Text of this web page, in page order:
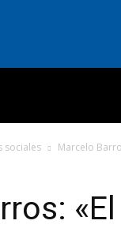
sociales Marcelo